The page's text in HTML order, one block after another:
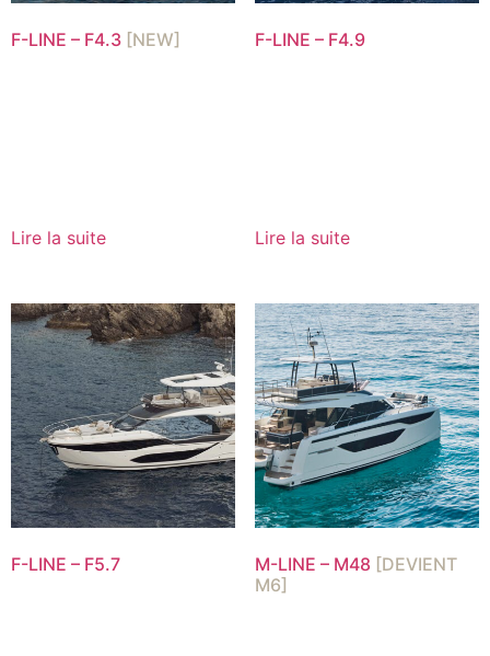
F-LINE – F4.3 [NEW]
Lire la suite
F-LINE – F4.9
Lire la suite
F-LINE – F5.7 M-LINE – M48 [DEVIENT
M6]